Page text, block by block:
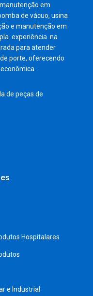
em
de vácuo, usina
e manutenção em
experiência na
para atender
porte, oferecendo
de peças de
Hospitalares
e Industrial